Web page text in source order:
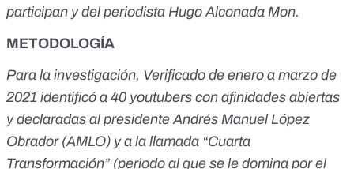
participan y del periodista Hugo Alconada Mon.
METODOLOGÍA
Para la investigación, Verificado de enero a marzo de
2021 identificó a 40 youtubers con afinidades abiertas
y declaradas al presidente Andrés Manuel López
Obrador (AMLO) y a la llamada “Cuarta
Transformación” (periodo al que se le domina por el